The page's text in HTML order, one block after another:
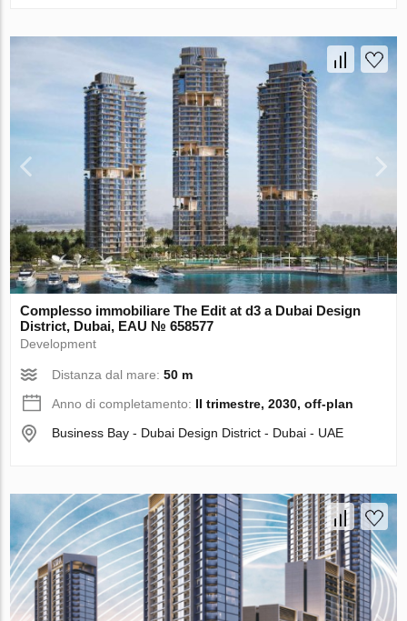
Complesso immobiliare The Edit at d3 a Dubai Design
District, Dubai, EAU № 658577
Development
Distanza dal mare:50 m
Anno di completamento: II trimestre, 2030, off-plan
Business Bay - Dubai Design District - Dubai - UAE